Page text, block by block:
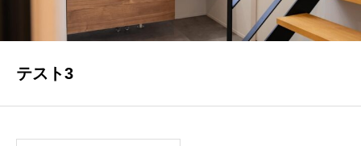
テスト3